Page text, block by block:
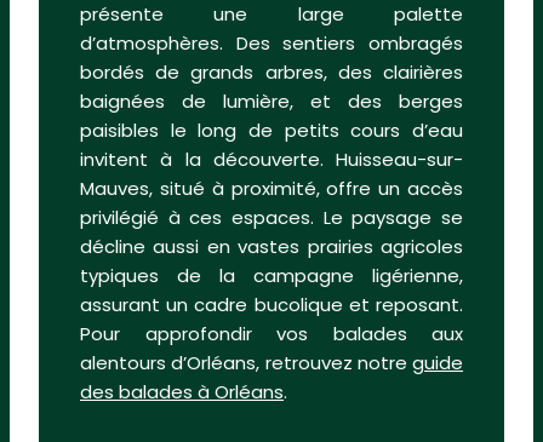
présente une large palette
d’atmosphères. Des sentiers ombragés
bordés de grands arbres, des clairières
baignées de lumière, et des berges
paisibles le long de petits cours d’eau
invitent à la découverte. Huisseau-sur-
Mauves, situé à proximité, offre un accès
privilégié à ces espaces. Le paysage se
décline aussi en vastes prairies agricoles
typiques de la campagne ligérienne,
assurant un cadre bucolique et reposant.
Pour approfondir vos balades aux
alentours d’Orléans, retrouvez notre guide
des balades à Orléans.